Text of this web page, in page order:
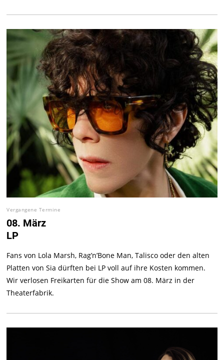
Vergangene Termine
08. März
LP
Fans von Lola Marsh, Rag’n’Bone Man, Talisco oder den alten
Platten von Sia dürften bei LP voll auf ihre Kosten kommen.
Wir verlosen Freikarten für die Show am 08. März in der
Theaterfabrik.